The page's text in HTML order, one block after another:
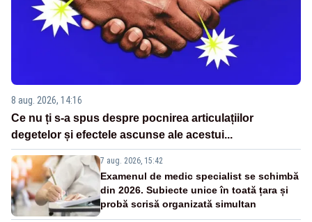
8 aug. 2026, 14:16
Ce nu ți s-a spus despre pocnirea articulațiilor
degetelor și efectele ascunse ale acestui...
7 aug. 2026, 15:42
Examenul de medic specialist se schimbă
din 2026. Subiecte unice în toată țara și
probă scrisă organizată simultan